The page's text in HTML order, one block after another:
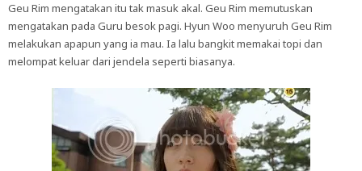
Geu Rim mengatakan itu tak masuk akal. Geu Rim memutuskan
mengatakan pada Guru besok pagi. Hyun Woo menyuruh Geu Rim
melakukan apapun yang ia mau. Ia lalu bangkit memakai topi dan
melompat keluar dari jendela seperti biasanya.